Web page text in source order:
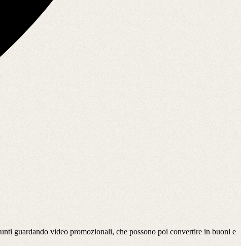
guardando video promozionali, che possono poi convertire in buoni e